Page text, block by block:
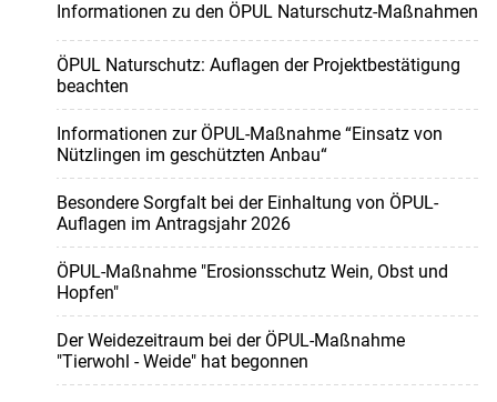
Informationen zu den ÖPUL Naturschutz-Maßnahmen
ÖPUL Naturschutz: Auflagen der Projektbestätigung
beachten
Informationen zur ÖPUL-Maßnahme “Einsatz von
Nützlingen im geschützten Anbau“
Besondere Sorgfalt bei der Einhaltung von ÖPUL-
Auflagen im Antragsjahr 2026
ÖPUL-Maßnahme "Erosionsschutz Wein, Obst und
Hopfen"
Der Weidezeitraum bei der ÖPUL-Maßnahme
"Tierwohl - Weide" hat begonnen